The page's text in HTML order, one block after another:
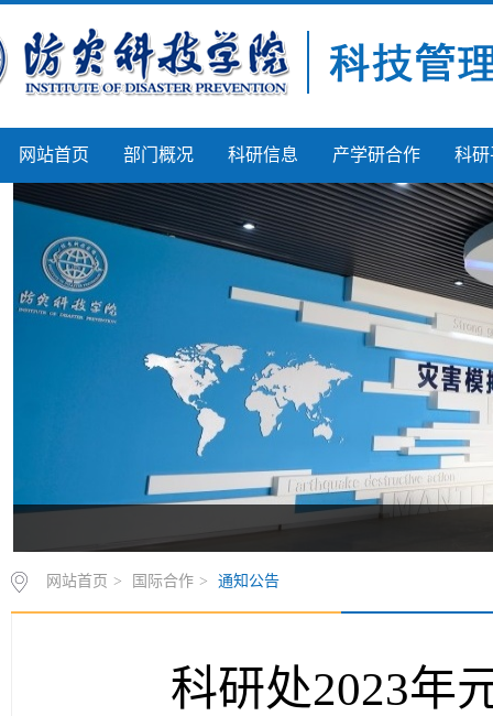
网站首页 部门概况 科研信息 产学研合作 科
网站首页 > 国际合作 > 通知公告
科研处2023年